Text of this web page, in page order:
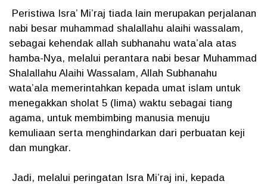
Peristiwa Isra’ Mi’raj tiada lain merupakan perjalanan
nabi besar muhammad shalallahu alaihi wassalam,
sebagai kehendak allah subhanahu wata’ala atas
hamba-Nya, melalui perantara nabi besar Muhammad
Shalallahu Alaihi Wassalam, Allah Subhanahu
wata’ala memerintahkan kepada umat islam untuk
menegakkan sholat 5 (lima) waktu sebagai tiang
agama, untuk membimbing manusia menuju
kemuliaan serta menghindarkan dari perbuatan keji
dan mungkar.
Jadi, melalui peringatan Isra Mi’raj ini, kepada